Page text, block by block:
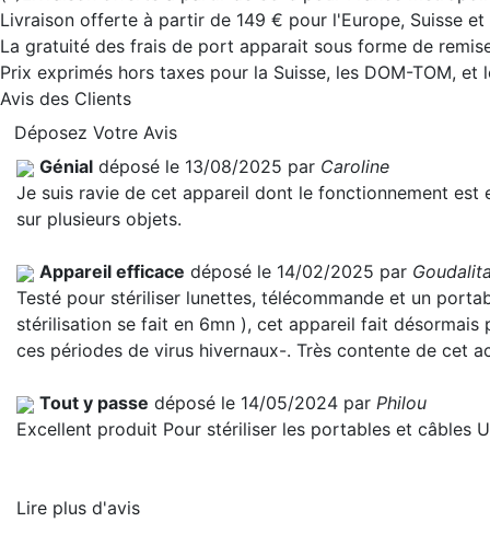
Livraison offerte à partir de 149 € pour l'Europe, Suisse et
La gratuité des frais de port apparait sous forme de
Prix exprimés hors taxes pour la Suisse, les DOM-TOM,
Avis des Clients
Déposez Votre Avis
Génial déposé le 13/08/2025 par Caroline
Je suis ravie de cet appareil dont le fonctionnement
sur plusieurs objets.
Appareil efficace déposé le 14/02/2025 par
Testé pour stériliser lunettes, télécommande et un
stérilisation se fait en 6mn ), cet appareil fait
ces périodes de virus hivernaux-. Très contente de cet
Tout y passe déposé le 14/05/2024 par Philou
Excellent produit Pour stériliser les portables et câbles
Lire plus d'avis